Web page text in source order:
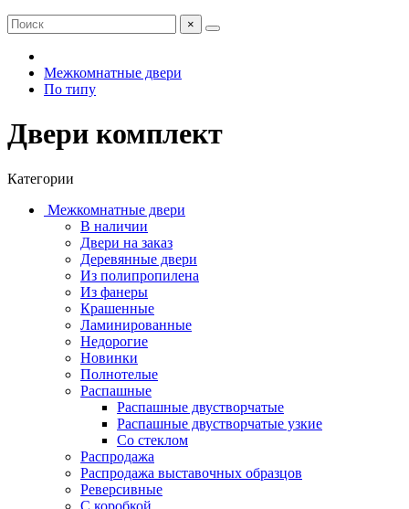
×
Межкомнатные двери
По типу
Двери комплект
Категории
Межкомнатные двери
В наличии
Двери на заказ
Деревянные двери
Из полипропилена
Из фанеры
Крашенные
Ламинированные
Недорогие
Новинки
Полнотелые
Распашные
Распашные двустворчатые
Распашные двустворчатые узкие
Со стеклом
Распродажа
Распродажа выставочных образцов
Реверсивные
С коробкой